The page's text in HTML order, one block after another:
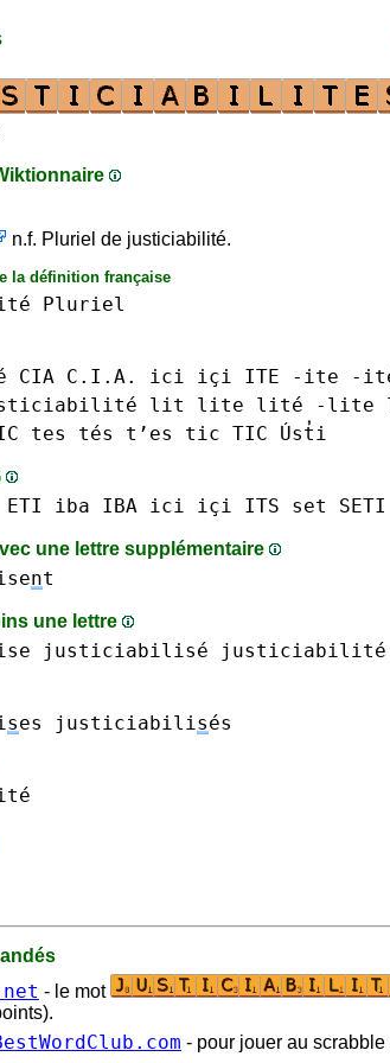
n.f. Pluriel de justiciabilité.
la définition française
Pluriel
CIA C.I.A. ici içi ITE -ite -
lit lite lité -lite
tes tés t’es tic TIC Úst̓i
ETI iba IBA ici içi ITS set SETI
une lettre supplémentaire
nt
une lettre
justiciabilisé justiciabilité
ses justiciabilisés
- le mot
- pour jouer au